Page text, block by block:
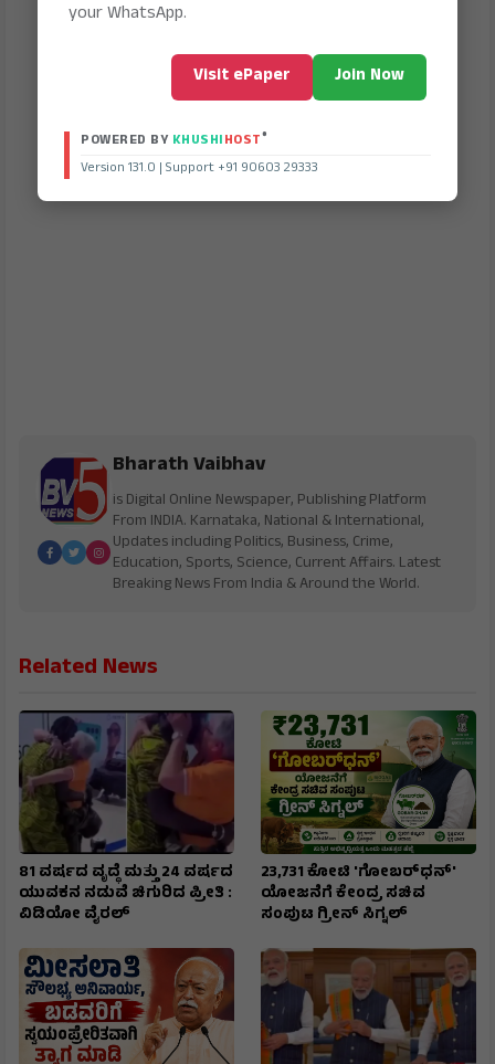
Bharath Vaibhav
is Digital Online Newspaper, Publishing Platform
From INDIA. Karnataka, National & International,
Updates including Politics, Business, Crime,
Education, Sports, Science, Current Affairs. Latest
Breaking News From India & Around the World.
Related News
81 ವರ್ಷದ ವೃದ್ಧೆ ಮತ್ತು 24 ವರ್ಷದ
ಯುವಕನ ನಡುವೆ ಚಿಗುರಿದ ಪ್ರೀತಿ :
ವಿಡಿಯೋ ವೈರಲ್
₹23,731 ಕೋಟಿ 'ಗೋಬರ್‌ಧನ್'
ಯೋಜನೆಗೆ ಕೇಂದ್ರ ಸಚಿವ
ಸಂಪುಟ ಗ್ರೀನ್ ಸಿಗ್ನಲ್
your WhatsApp.
Visit ePaper Join Now
POWERED BY KHUSHIHOST®
Version 131.0 | Support +91 90603 29333